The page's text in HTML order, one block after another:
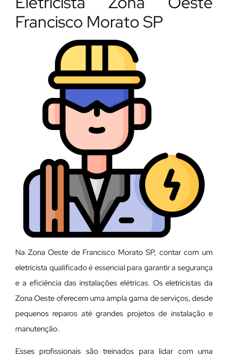
Francisco Morato SP
Na Zona Oeste de Francisco Morato SP, contar com um
eletricista qualificado é essencial para garantir a segurança
e a eficiência das instalações elétricas. Os eletricistas da
Zona Oeste oferecem uma ampla gama de serviços, desde
pequenos reparos até grandes projetos de instalação e
manutenção.
Esses profissionais são treinados para lidar com uma